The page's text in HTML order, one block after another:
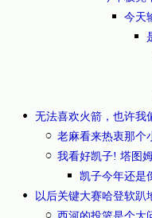
今天
无法喜欢火箭，也许我
老麻看来热衷那个
我看好凯子! 塔图
凯子今年还是
以后关键大赛哈登软趴